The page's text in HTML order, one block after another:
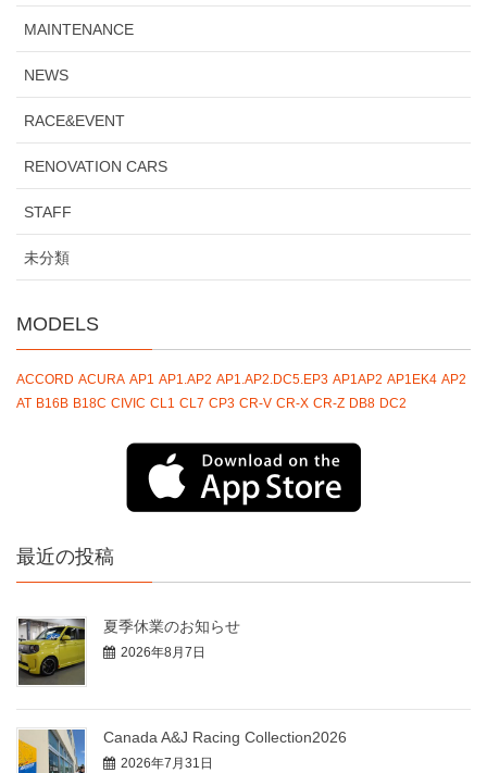
MAINTENANCE
NEWS
RACE&EVENT
RENOVATION CARS
STAFF
未分類
MODELS
ACCORD ACURA AP1 AP1.AP2 AP1.AP2.DC5.EP3 AP1AP2 AP1EK4 AP2
AT B16B B18C CIVIC CL1 CL7 CP3 CR-V CR-X CR-Z DB8 DC2
最近の投稿
夏季休業のお知らせ
2026年8月7日
Canada A&J Racing Collection2026
2026年7月31日